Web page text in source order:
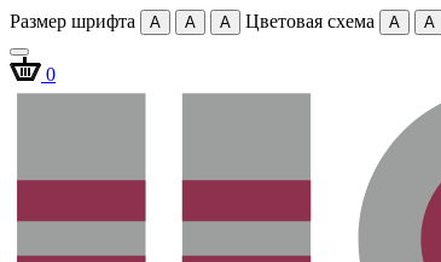
Размер шрифта A A A Цветовая схема A A
0